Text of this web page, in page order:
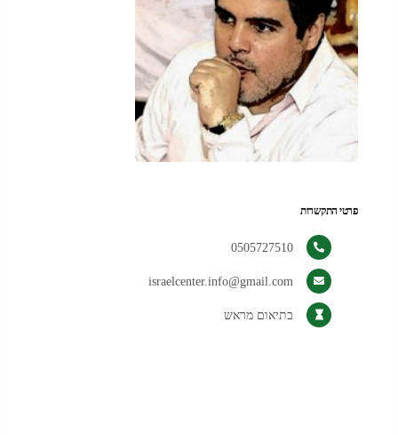
פרטי התקשרות
0505727510
israelcenter.info@gmail.com
בתיאום מראש